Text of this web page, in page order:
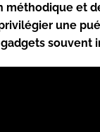
méthodique et
une
souvent